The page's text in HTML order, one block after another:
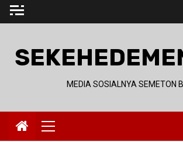
Skip
MEDIA SOSIALNYA SEMETON
Primary